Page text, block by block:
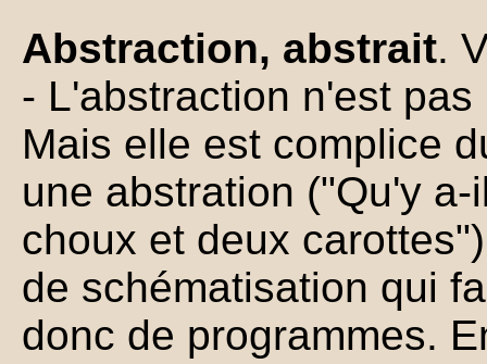
Abstraction, abstrait.
- L'abstraction n'est
Mais elle est complice
une abstration ("Qu'y
choux et deux
de schématisation qui
donc de programmes.